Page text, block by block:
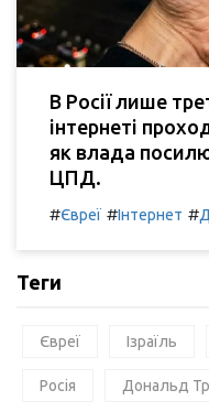
В Росії лише
інтернеті
як влада
ЦПД.
#Євреї #Інтернет #
Теги
Євреї Ізраїль
Росія Дональд